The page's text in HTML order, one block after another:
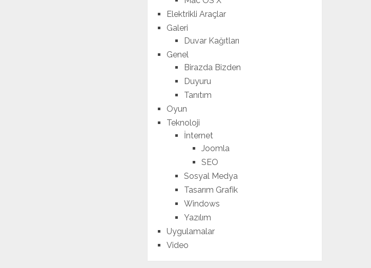
Elektrikli Araçlar
Galeri
Duvar Kağıtları
Genel
Birazda Bizden
Duyuru
Tanıtım
Oyun
Teknoloji
İnternet
Joomla
SEO
Sosyal Medya
Tasarım Grafik
Windows
Yazılım
Uygulamalar
Video